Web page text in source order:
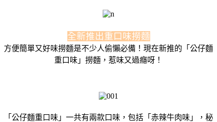
全新推出重口味撈麵
方便簡單又好味撈麵是不少人偷懶必備！現在新推的「公仔麵
重口味」撈麵，惹味又過癮呀！
「公仔麵重口味」一共有兩款口味，包括「赤辣牛肉味」，秘